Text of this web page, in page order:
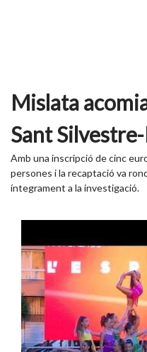
Mislata
Sant
Amb una inscripció de cinc
persones i la recaptació va
íntegrament a la investigació.